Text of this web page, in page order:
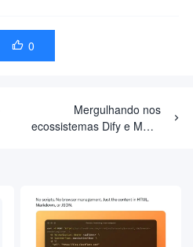
 0
Mergulhando nos
ecossistemas Dify e MCP: